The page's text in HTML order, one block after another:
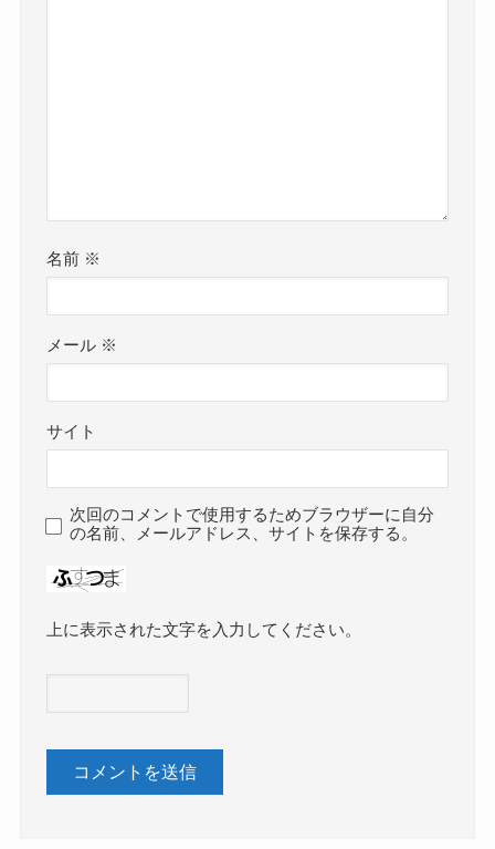
名前 ※
メール ※
サイト
次回のコメントで使用するためブラウザーに自分
の名前、メールアドレス、サイトを保存する。
上に表示された文字を入力してください。